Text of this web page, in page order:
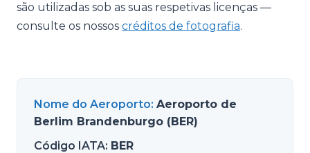
são utilizadas sob as suas respetivas licenças —
consulte os nossos créditos de fotografia.
Nome do Aeroporto: Aeroporto de
Berlim Brandenburgo (BER)
Código IATA: BER